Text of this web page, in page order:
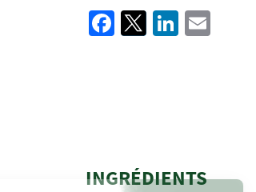
Facebook
TwitterLinkedIn
INGRÉDIENTS